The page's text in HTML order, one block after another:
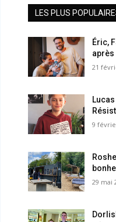
LES PLUS
Éric,
après
21
9
29 mai